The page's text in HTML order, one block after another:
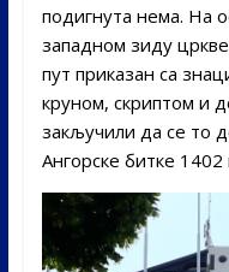
подигнута нема. На
западном зиду
пут приказан са
круном, скриптом и
закључили да се то
Ангорске битке 1402